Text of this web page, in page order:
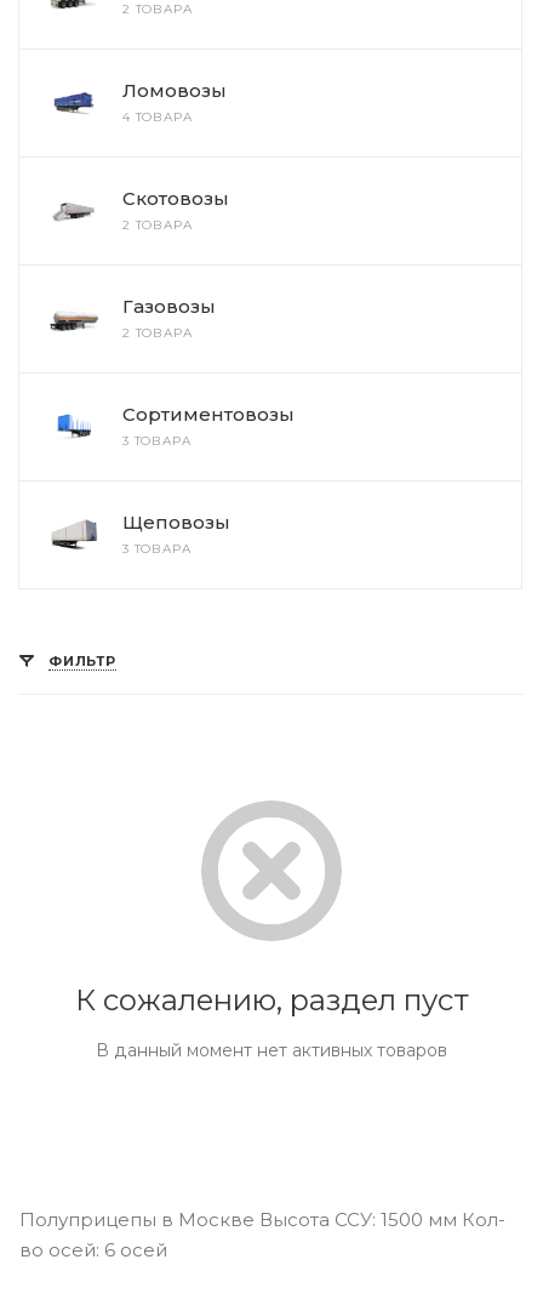
2 ТОВАРА
Ломовозы
4 ТОВАРА
Скотовозы
2 ТОВАРА
Газовозы
2 ТОВАРА
Сортиментовозы
3 ТОВАРА
Щеповозы
3 ТОВАРА
ФИЛЬТР
К сожалению, раздел пуст
В данный момент нет активных товаров
Полуприцепы в Москве Высота ССУ: 1500 мм Кол-
во осей: 6 осей